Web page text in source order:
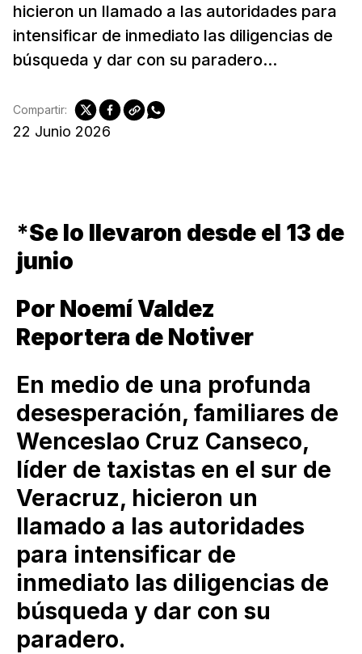
hicieron un llamado a las autoridades para
intensificar de inmediato las diligencias de
búsqueda y dar con su paradero...
22 Junio 2026
Compartir:
*Se lo llevaron desde el 13 de
junio
Por Noemí Valdez
Reportera de Notiver
En medio de una profunda
desesperación, familiares de
Wenceslao Cruz Canseco,
líder de taxistas en el sur de
Veracruz, hicieron un
llamado a las autoridades
para intensificar de
inmediato las diligencias de
búsqueda y dar con su
paradero.